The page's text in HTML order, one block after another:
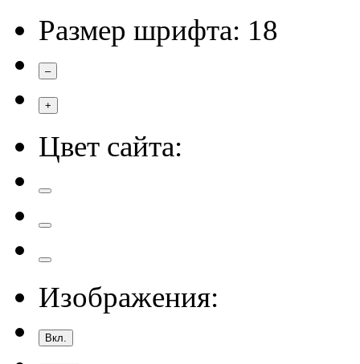
Размер шрифта: 18
–
+
Цвет сайта:
Изображения:
Вкл.